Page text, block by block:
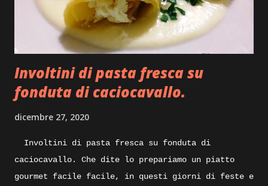
mezzo kg di mollica e continuiamo a rimescolare il
composto, dopo una decina di minuti inizieremo a
vedere la nostra mollica che andra asciugando
perdendo l’umidità in essa contenuta, sempre
mescolando do...
Involtini di pasta fresca su
fonduta di caciocavallo.
dicembre 27, 2020
Involtini di pasta fresca su fonduta di
caciocavallo. Che dite lo prepariamo un piatto
gourmet facile facile, in questi giorni di feste e